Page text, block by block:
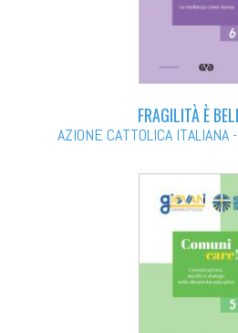
FRAGILITÀ È
AZIONE CATTOLICA ITALIANA